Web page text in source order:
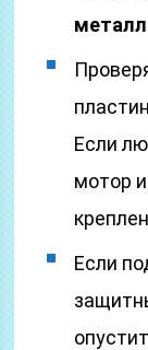
Если
мотор
Если